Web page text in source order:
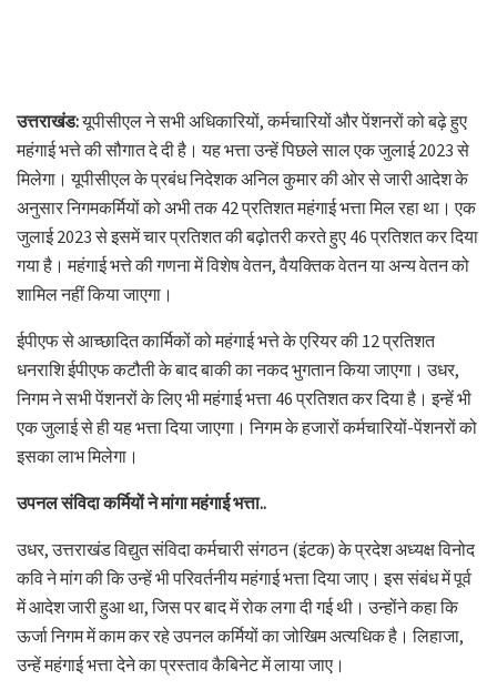
उत्तराखंड:यूपीसीएल ने सभी अधिकारियों, कर्मचारियों और पेंशनरों को बढ़े हुए
महंगाई भत्ते की सौगात दे दी है। यह भत्ता उन्हें पिछले साल एक जुलाई 2023 से
मिलेगा। यूपीसीएल के प्रबंध निदेशक अनिल कुमार की ओर से जारी आदेश के
अनुसार निगमकर्मियों को अभी तक 42 प्रतिशत महंगाई भत्ता मिल रहा था। एक
जुलाई 2023 से इसमें चार प्रतिशत की बढ़ोतरी करते हुए 46 प्रतिशत कर दिया
गया है। महंगाई भत्ते की गणना में विशेष वेतन, वैयक्तिक वेतन या अन्य वेतन को
शामिल नहीं किया जाएगा।
ईपीएफ से आच्छादित कार्मिकों को महंगाई भत्ते के एरियर की 12 प्रतिशत
धनराशि ईपीएफ कटौती के बाद बाकी का नकद भुगतान किया जाएगा। उधर,
निगम ने सभी पेंशनरों के लिए भी महंगाई भत्ता 46 प्रतिशत कर दिया है। इन्हें भी
एक जुलाई से ही यह भत्ता दिया जाएगा। निगम के हजारों कर्मचारियों-पेंशनरों को
इसका लाभ मिलेगा।
उपनल संविदा कर्मियों ने मांगा महंगाई भत्ता..
उधर, उत्तराखंड विद्युत संविदा कर्मचारी संगठन (इंटक) के प्रदेश अध्यक्ष विनोद
कवि ने मांग की कि उन्हें भी परिवर्तनीय महंगाई भत्ता दिया जाए। इस संबंध में पूर्व
में आदेश जारी हुआ था, जिस पर बाद में रोक लगा दी गई थी। उन्होंने कहा कि
ऊर्जा निगम में काम कर रहे उपनल कर्मियों का जोखिम अत्यधिक है। लिहाजा,
उन्हें महंगाई भत्ता देने का प्रस्ताव कैबिनेट में लाया जाए।